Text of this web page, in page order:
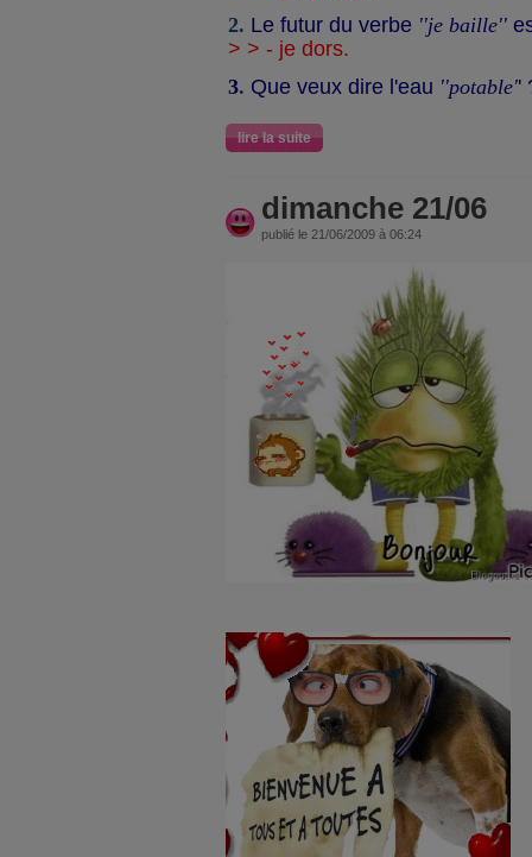
2. Le futur du verbe ''je baille''
> > - je dors.
3. Que veux dire l'eau ''potable''
lire la suite
dimanche 21/06
publié le 21/06/2009 à 06:24